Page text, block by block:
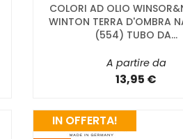
COLORI AD OLIO
WINTON TERRA D'OMBRA
(554) TUBO DA...
A partire da
13,95 €
IN OFFERTA!